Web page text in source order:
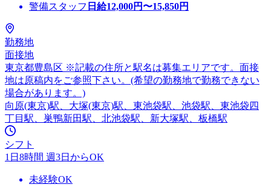
警備スタッフ 日給12,000円〜15,850円
勤務地
面接地
東京都豊島区 ※記載の住所と駅名は募集エリアです。面接
地は原稿内をご参照下さい。(希望の勤務地で勤務できない
場合があります。)
向原(東京)駅、大塚(東京)駅、東池袋駅、池袋駅、東池袋四
丁目駅、巣鴨新田駅、北池袋駅、新大塚駅、板橋駅
シフト
1日8時間 週3日からOK
未経験OK